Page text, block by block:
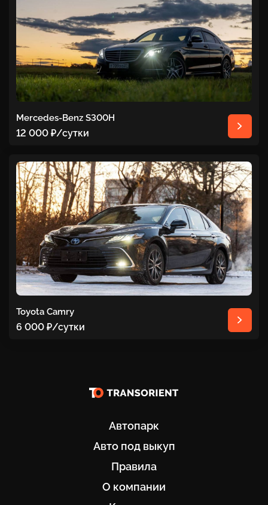
Mercedes-Benz S300H
12 000 ₽/сутки
Toyota Camry
6 000 ₽/сутки
Автопарк
Авто под выкуп
Правила
О компании